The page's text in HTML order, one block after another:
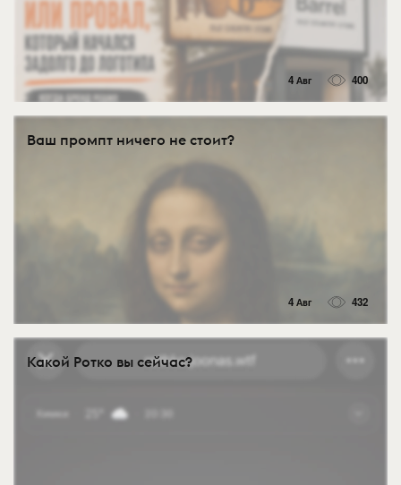
4 Авг 400
Ваш промпт ничего не стоит?
4 Авг 432
Какой Ротко вы сейчас?